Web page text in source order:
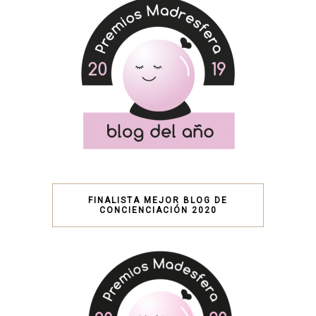
FINALISTA MEJOR BLOG DE
CONCIENCIACIÓN 2020